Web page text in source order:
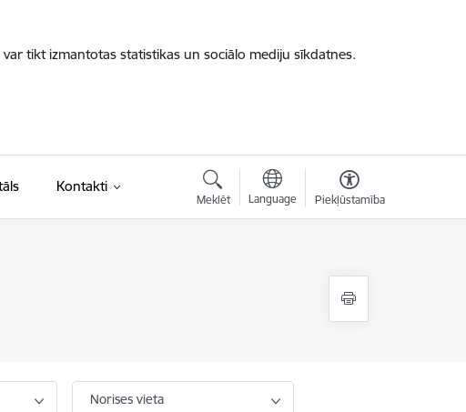
tikt izmantotas statistikas un sociālo mediju sīkdatnes.
(Ārējā saite)
Kontakti
Meklēt Language Piekļūstamība
Norises vieta